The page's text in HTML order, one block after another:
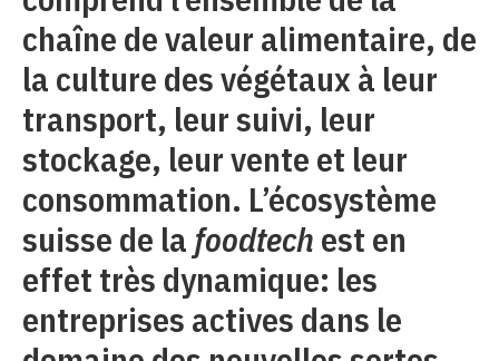
chaîne de valeur alimentaire, de
la culture des végétaux à leur
transport, leur suivi, leur
stockage, leur vente et leur
consommation. L’écosystème
suisse de la foodtech est en
effet très dynamique: les
entreprises actives dans le